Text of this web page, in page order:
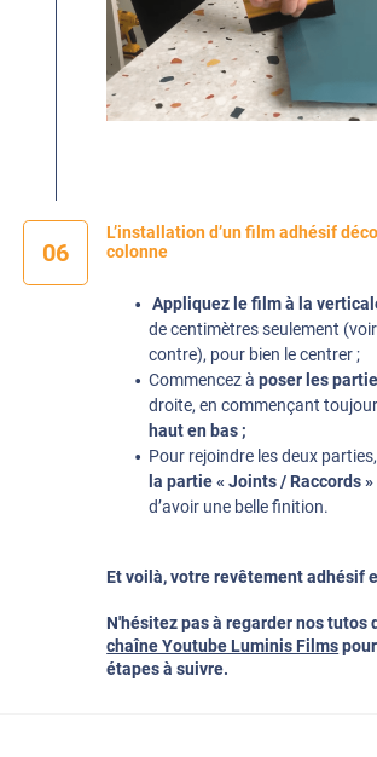
06
L’installation d’un film adhésif
colonne
Appliquez le film à la
de centimètres seulement
contre), pour bien le centrer ;
Commencez àposer les
droite, en commençant
haut en bas ;
Pour rejoindre les deux parties,
la partie « Joints / Raccords »
d’avoir une belle finition.
Et voilà, votre revêtement adhésif
N'hésitez pas à regarder nos tutos
chaîne Youtube Luminis Films
étapes à suivre.